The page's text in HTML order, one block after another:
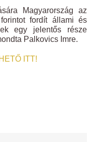
Magyarország az
fordít állami és
egy jelentős része
Palkovics Imre.
ITT!